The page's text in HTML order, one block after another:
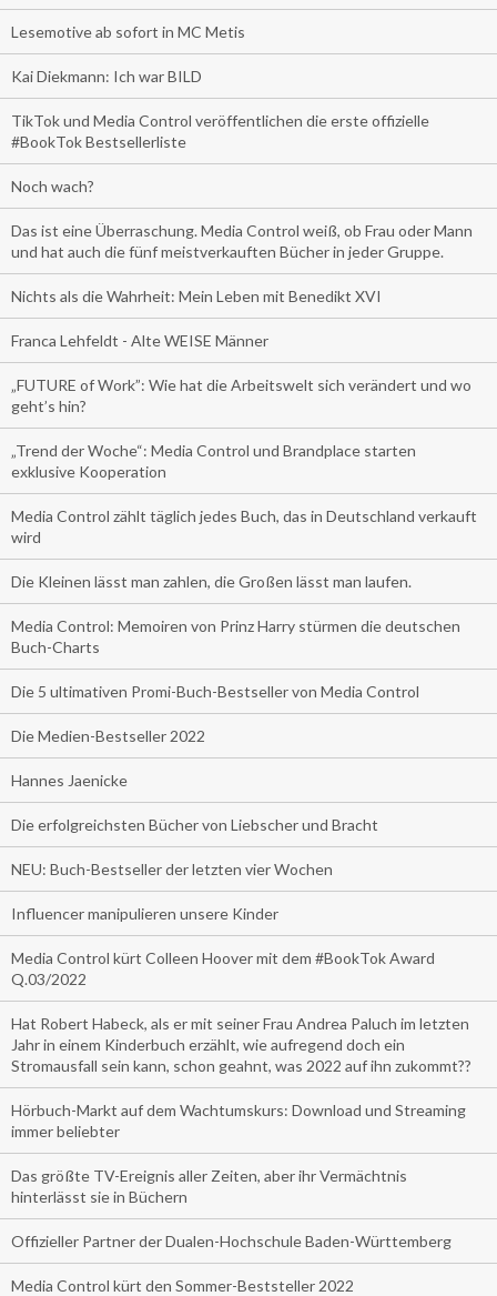
Lesemotive ab sofort in MC Metis
Kai Diekmann: Ich war BILD
TikTok und Media Control veröffentlichen die erste offizielle
#BookTok Bestsellerliste
Noch wach?
Das ist eine Überraschung. Media Control weiß, ob Frau oder Mann
und hat auch die fünf meistverkauften Bücher in jeder Gruppe.
Nichts als die Wahrheit: Mein Leben mit Benedikt XVI
Franca Lehfeldt - Alte WEISE Männer
„FUTURE of Work”: Wie hat die Arbeitswelt sich verändert und wo
geht’s hin?
„Trend der Woche“: Media Control und Brandplace starten
exklusive Kooperation
Media Control zählt täglich jedes Buch, das in Deutschland verkauft
wird
Die Kleinen lässt man zahlen, die Großen lässt man laufen.
Media Control: Memoiren von Prinz Harry stürmen die deutschen
Buch-Charts
Die 5 ultimativen Promi-Buch-Bestseller von Media Control
Die Medien-Bestseller 2022
Hannes Jaenicke
Die erfolgreichsten Bücher von Liebscher und Bracht
NEU: Buch-Bestseller der letzten vier Wochen
Influencer manipulieren unsere Kinder
Media Control kürt Colleen Hoover mit dem #BookTok Award
Q.03/2022
Hat Robert Habeck, als er mit seiner Frau Andrea Paluch im letzten
Jahr in einem Kinderbuch erzählt, wie aufregend doch ein
Stromausfall sein kann, schon geahnt, was 2022 auf ihn zukommt??
Hörbuch-Markt auf dem Wachtumskurs: Download und Streaming
immer beliebter
Das größte TV-Ereignis aller Zeiten, aber ihr Vermächtnis
hinterlässt sie in Büchern
Offizieller Partner der Dualen-Hochschule Baden-Württemberg
Media Control kürt den Sommer-Beststeller 2022